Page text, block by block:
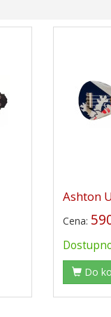
Ashton
Cena:
Do